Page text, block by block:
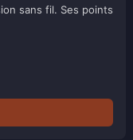
sans fil. Ses points